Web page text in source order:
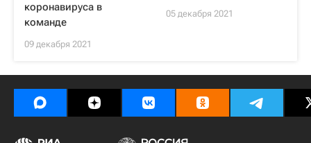
коронавируса в
команде
09 декабря 2021
05 декабря 2021